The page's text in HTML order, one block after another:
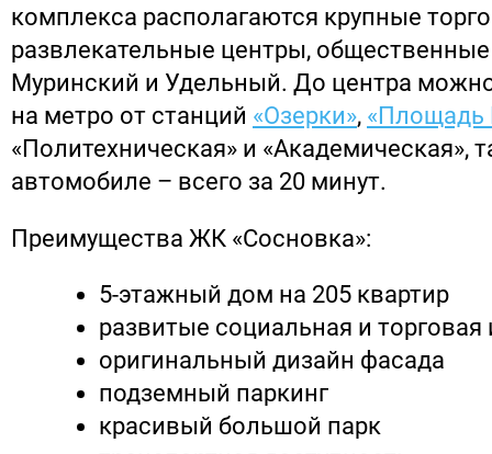
комплекса располагаются крупные
развлекательные центры,
Муринский и Удельный. До центра
на метро от станций «Озерки», «Площадь
«Политехническая» и «Академическая»,
автомобиле – всего за 20 минут.
Преимущества ЖК «Сосновка»:
5-этажный дом на 205 квартир
развитые социальная и
оригинальный дизайн фасада
подземный паркинг
красивый большой парк